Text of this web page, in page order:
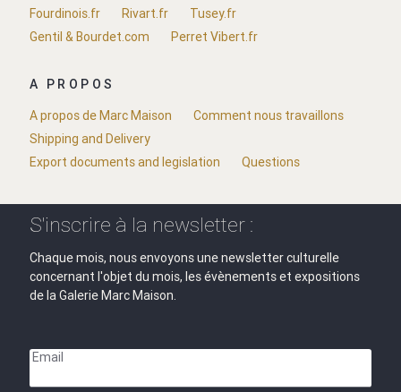
Fourdinois.fr
Rivart.fr
Tusey.fr
Gentil & Bourdet.com
Perret Vibert.fr
A PROPOS
A propos de Marc Maison
Comment nous travaillons
Shipping and Delivery
Export documents and legislation
Questions
S'inscrire à la newsletter :
Chaque mois, nous envoyons une newsletter culturelle
concernant l'objet du mois, les évènements et expositions
de la Galerie Marc Maison.
Email